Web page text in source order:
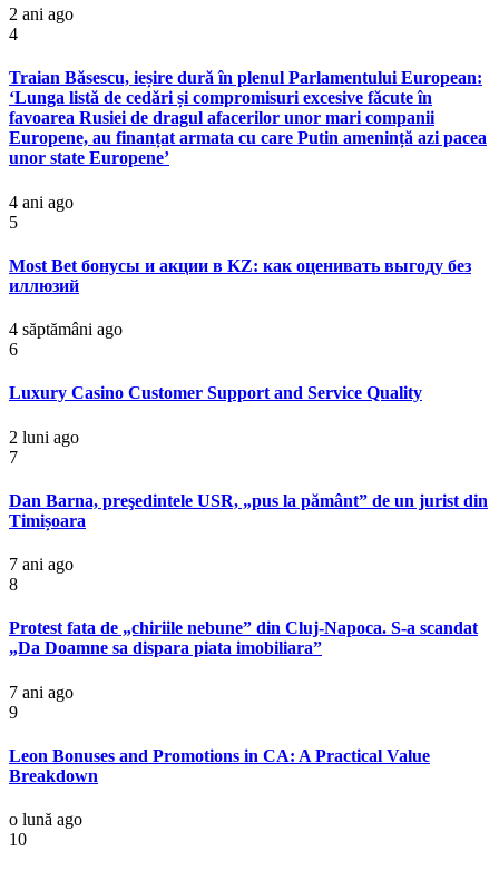
2 ani ago
4
Traian Băsescu, ieșire dură în plenul Parlamentului European:
‘Lunga listă de cedări și compromisuri excesive făcute în
favoarea Rusiei de dragul afacerilor unor mari companii
Europene, au finanțat armata cu care Putin amenință azi pacea
unor state Europene’
4 ani ago
5
Most Bet бонусы и акции в KZ: как оценивать выгоду без
иллюзий
4 săptămâni ago
6
Luxury Casino Customer Support and Service Quality
2 luni ago
7
Dan Barna, preşedintele USR, „pus la pământ” de un jurist din
Timișoara
7 ani ago
8
Protest fata de „chiriile nebune” din Cluj-Napoca. S-a scandat
„Da Doamne sa dispara piata imobiliara”
7 ani ago
9
Leon Bonuses and Promotions in CA: A Practical Value
Breakdown
o lună ago
10